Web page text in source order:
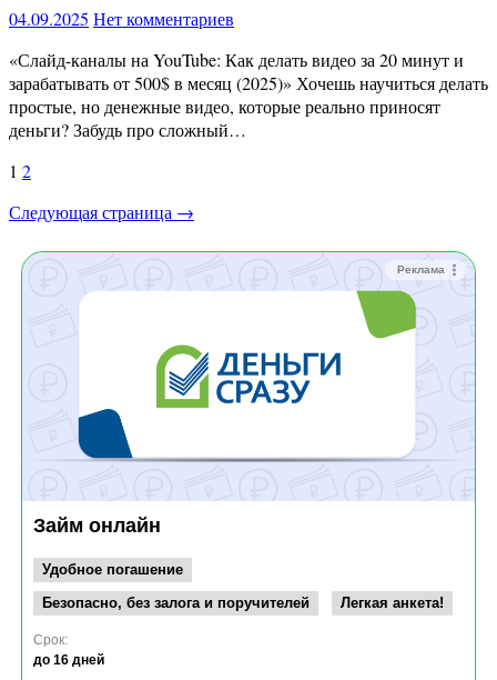
04.09.2025 Нет комментариев
«Слайд-каналы на YouTube: Как делать видео за 20 минут и
зарабатывать от 500$ в месяц (2025)» Хочешь научиться делать
простые, но денежные видео, которые реально приносят
деньги? Забудь про сложный…
Пагинация
записей
1 2
Следующая страница →
Реклама
Займ онлайн
Удобное погашение
Безопасно, без залога и поручителей
Легкая анкета!
Срок:
до 16 дней